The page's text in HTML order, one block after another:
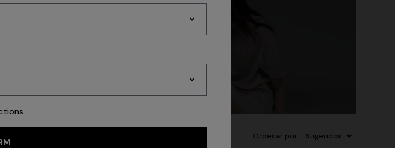
Prendas de abrigoBañadoresBeachwearAccesorios
Ordenar por: Sugeridos
Albornoces